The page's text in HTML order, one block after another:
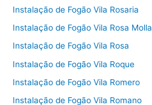
Instalação de Fogão Vila Rosaria
Instalação de Fogão Vila Rosa Molla
Instalação de Fogão Vila Rosa
Instalação de Fogão Vila Roque
Instalação de Fogão Vila Romero
Instalação de Fogão Vila Romano